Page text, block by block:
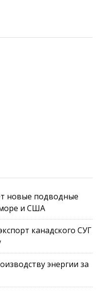
новые подводные
и США
канадского СУГ
энергии за